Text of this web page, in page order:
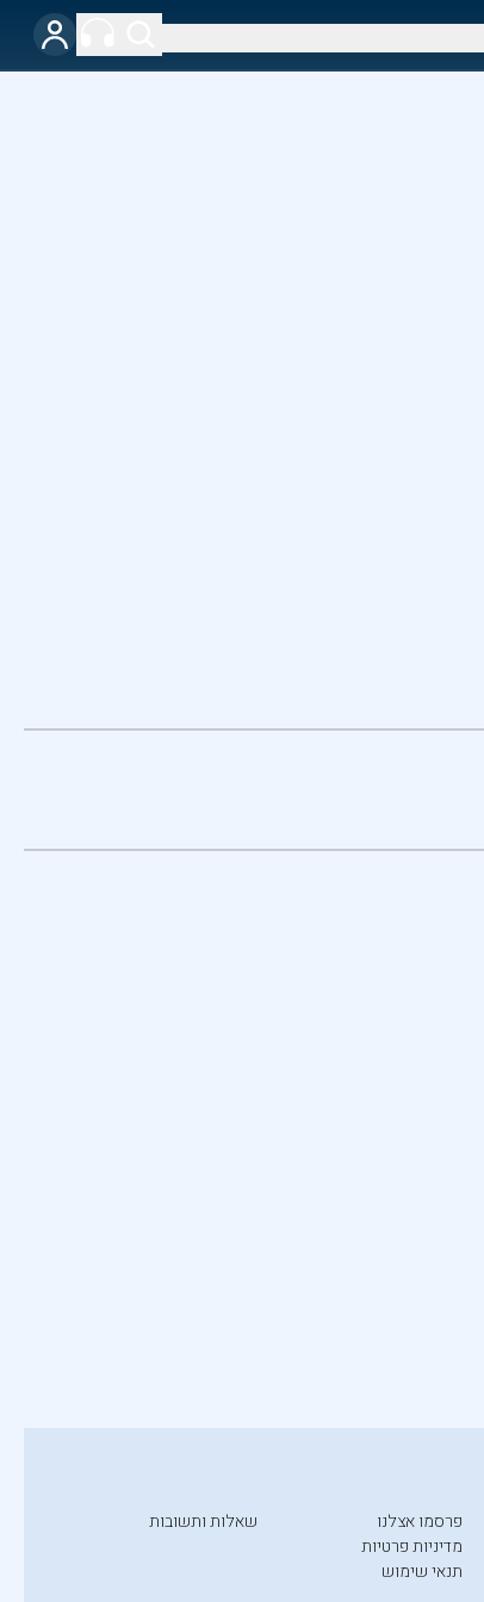
פרסמו אצלנו
מדיניות פרטיות
תנאי שימוש
שאלות ותשובות